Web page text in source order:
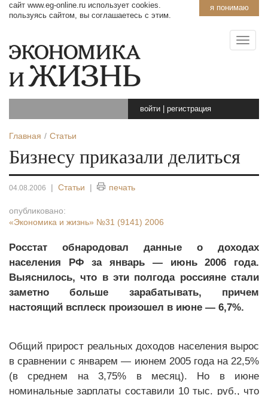
я понимаю
сайт www.eg-online.ru использует cookies.
пользуясь сайтом, вы соглашаетесь с этим.
войти регистрация
Главная Статьи
Бизнесу приказали делиться
04.08.2006 | Статьи | печать
опубликовано:
«Экономика и жизнь» №31 (9141) 2006
Росстат обнародовал данные о доходах
населения РФ за январь — июнь 2006 года.
Выяснилось, что в эти полгода россияне стали
заметно больше зарабатывать, причем
настоящий всплеск произошел в июне — 6,7%.
Общий прирост реальных доходов населения вырос
в сравнении с январем — июнем 2005 года на 22,5%
(в среднем на 3,75% в месяц). Но в июне
номинальные зарплаты составили 10 тыс. руб., что